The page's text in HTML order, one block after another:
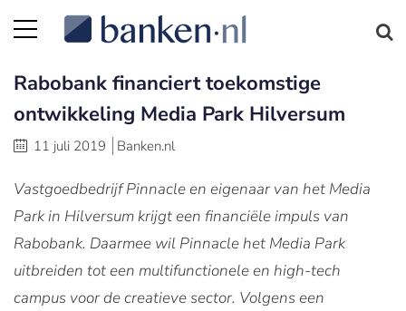
Rabobank financiert toekomstige
ontwikkeling Media Park Hilversum
11 juli 2019 Banken.nl
Vastgoedbedrijf Pinnacle en eigenaar van het Media
Park in Hilversum krijgt een financiële impuls van
Rabobank. Daarmee wil Pinnacle het Media Park
uitbreiden tot een multifunctionele en high-tech
campus voor de creatieve sector. Volgens een